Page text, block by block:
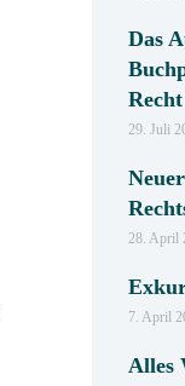
Das
Recht
29. Juli
28. April
7. April
Alles